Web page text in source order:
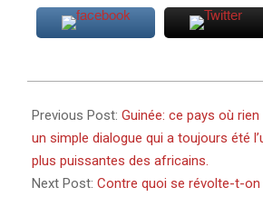
07-
06
Previous Post: Guinée: ce pays où rien
un simple dialogue qui a toujours été
plus puissantes des africains.
Next Post: Contre quoi se révolte-t-on